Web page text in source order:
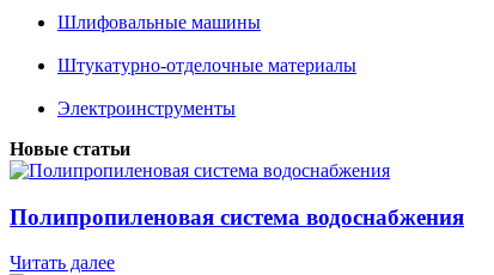
Шлифовальные машины
Штукатурно-отделочные материалы
Электроинструменты
Новые статьи
Полипропиленовая система водоснабжения
Читать далее